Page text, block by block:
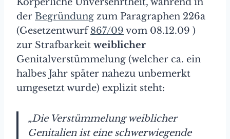
der Begründung zum Paragraphen 226a
(Gesetzentwurf867/09 vom 08.12.09 )
zur Strafbarkeit weiblicher
Genitalverstümmelung (welcher ca. ein
halbes Jahr später nahezu unbemerkt
umgesetzt wurde) explizit steht:
„Die Verstümmelung weiblicher
Genitalien ist eine schwerwiegende